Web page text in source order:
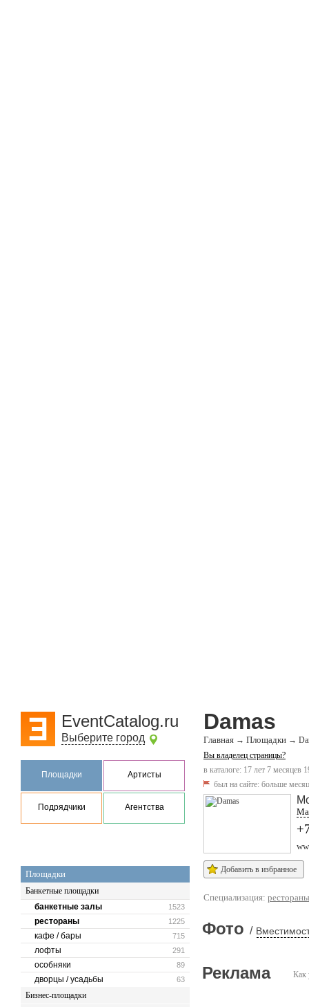
EventCatalog.ru
Выберите город
Площадки Артисты
Подрядчики Агентства
Площадки
Банкетные площадки
1523
банкетные залы
1225
рестораны
715
кафе / бары
291
лофты
89
особняки
63
дворцы / усадьбы
Бизнес-площадки
Damas
Главная → Площадки →
Вы владелец страницы?
в каталоге: 17 лет 7 месяцев
был на сайте: больше
Добавить в избранное
Специализация: рестораны
Фото /
Как
Реклама